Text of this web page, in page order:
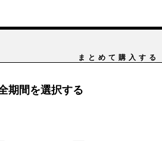
まとめて購入する
期間を選択する